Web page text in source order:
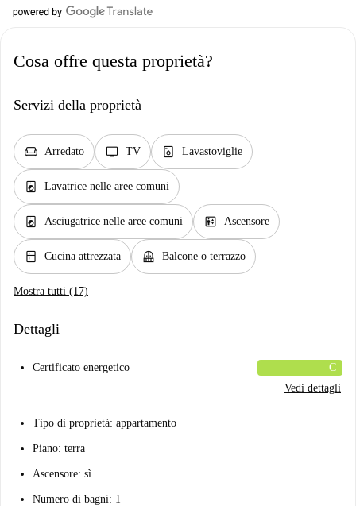
Cosa offre questa proprietà?
Servizi della proprietà
chair Arredato tv TV dishwasher_gen Lavastoviglie
local_laundry_service Lavatrice nelle aree comuni
local_laundry_service Asciugatrice nelle aree comuni elevator Ascensore
kitchen Cucina attrezzata balcony Balcone o terrazzo
Mostra tutti (17)
Dettagli
Certificato energetico
C
Vedi dettagli
Tipo di proprietà: appartamento
Piano: terra
Ascensore: sì
Numero di bagni: 1